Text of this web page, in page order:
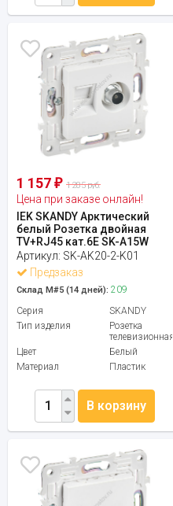
1 157 ₽ 1 285 руб.
Цена при заказе онлайн!
IEK SKANDY Арктический
белый Розетка двойная
TV+RJ45 кат.6E SK-A15W
Артикул: SK-AK20-2-K01
Предзаказ
Склад М#5 (14 дней): 209
Серия
SKANDY
Тип изделия
Розетка
телевизионная
Цвет
Белый
Материал
Пластик
В корзину